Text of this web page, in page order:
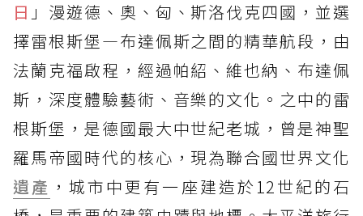
日 」漫遊德、奧、匈、斯洛伐克四國，並選
擇雷根斯堡—布達佩斯之間的精華航段，由
法蘭克福啟程，經過帕紹、維也納、布達佩
斯，深度體驗藝術、音樂的文化。之中的雷
根斯堡，是德國最大中世紀老城，曾是神聖
羅馬帝國時代的核心，現為聯合國世界文化
遺產 ，城市中更有一座建造於12世紀的石